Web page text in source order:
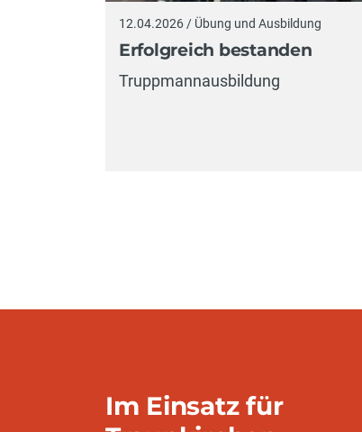
12.04.2026 / Übung und Ausbildung
Erfolgreich bestanden
Truppmannausbildung
Im Einsatz für